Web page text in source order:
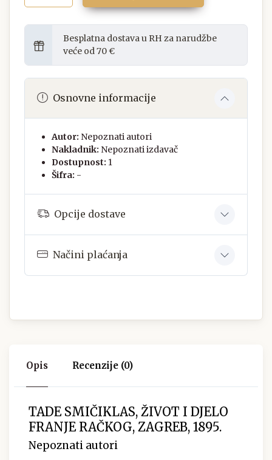
Besplatna dostava u RH za narudžbe
veće od 70 €
Osnovne informacije
Autor: Nepoznati autori
Nakladnik: Nepoznati izdavač
Dostupnost: 1
Šifra: -
Opcije dostave
Načini plaćanja
Opis Recenzije (0)
TADE SMIČIKLAS, ŽIVOT I DJELO
FRANJE RAČKOG, ZAGREB, 1895.
Nepoznati autori